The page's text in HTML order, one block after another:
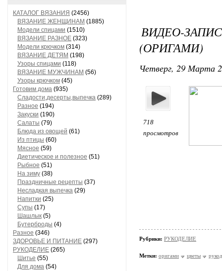
КАТАЛОГ ВЯЗАНИЯ (2456)
ВЯЗАНИЕ ЖЕНЩИНАМ (1885)
Модели спицами (1510)
ВЯЗАНИЕ РАЗНОЕ (323)
Модели крючком (314)
ВЯЗАНИЕ ДЕТЯМ (198)
Узоры спицами (118)
ВЯЗАНИЕ МУЖЧИНАМ (56)
Узоры крючком (45)
Готовим дома (935)
Сладости,десерты,выпечка (289)
Разное (194)
Закуски (190)
Салаты (79)
Блюда из овощей (61)
Из птицы (60)
Мясное (59)
Диетическое и полезное (51)
Рыбное (51)
На зиму (38)
Праздничные рецепты (37)
Несладкая выпечка (29)
Напитки (25)
Супы (17)
Шашлык (5)
Бутерброды (4)
Разное (346)
ЗДОРОВЬЕ И ПИТАНИЕ (297)
РУКОДЕЛИЕ (265)
Шитье (55)
Для дома (54)
ВИДЕО-
(ОРИГАМИ)
Четверг, 29 Марта
718
просмотров
Рубрики: РУКОДЕЛИЕ
Метки: оригами цветы